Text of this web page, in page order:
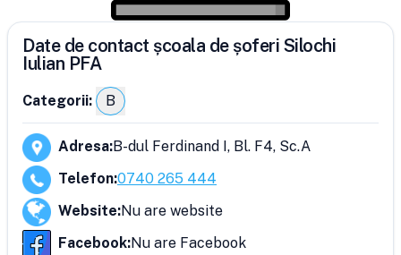
Date de contact școala de șoferi Silochi
Iulian PFA
Categorii: B
Adresa:B-dul Ferdinand I, Bl. F4, Sc.A
Telefon:0740 265 444
Website:Nu are website
Facebook:Nu are Facebook